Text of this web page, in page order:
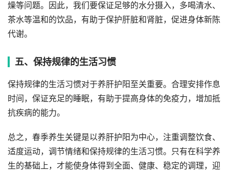
燥等问题。因此，我们要保证足够的水分摄入，多喝清水、
茶水等温和的饮品，有助于保护肝脏和肾脏，促进身体新陈
代谢。
五、保持规律的生活习惯
保持规律的生活习惯对于养肝护阳至关重要。合理安排作息
时间，保证充足的睡眠，有助于提高身体的免疫力，增加抵
抗疾病的能力。
总之，春季养生关键是以养肝护阳为中心，注重调整饮食、
适度运动，调节情绪和保持规律的生活习惯。只有在科学养
生的基础上，才能使身体得到全面、健康、稳定的调理，迎